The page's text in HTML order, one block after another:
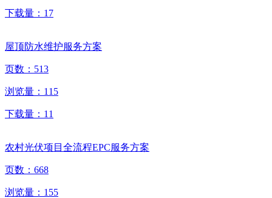
下载量： 17
屋顶防水维护服务方案
页数： 513
浏览量： 115
下载量： 11
农村光伏项目全流程EPC服务方案
页数： 668
浏览量： 155